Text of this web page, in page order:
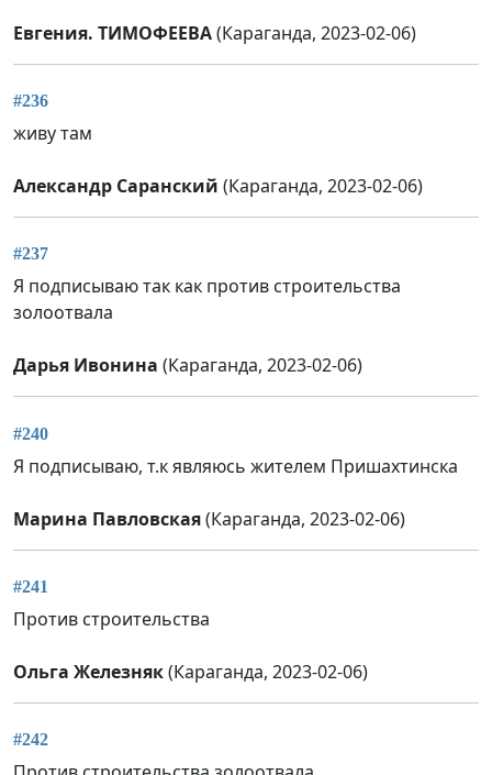
Евгения. ТИМОФЕЕВА(Караганда, 2023-02-06)
#236
живу там
Александр Саранский (Караганда, 2023-02-06)
#237
Я подписываю так как против строительства
золоотвала
Дарья Ивонина (Караганда, 2023-02-06)
#240
Я подписываю, т.к являюсь жителем Пришахтинска
Марина Павловская(Караганда, 2023-02-06)
#241
Против строительства
Ольга Железняк(Караганда, 2023-02-06)
#242